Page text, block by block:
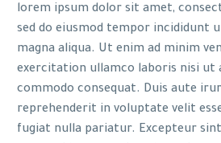
lorem ipsum dolor sit amet,
sed do eiusmod tempor incididunt
magna aliqua. Ut enim ad minim
exercitation ullamco laboris nisi ut
commodo consequat. Duis aute
reprehenderit in voluptate velit
fugiat nulla pariatur. Excepteur